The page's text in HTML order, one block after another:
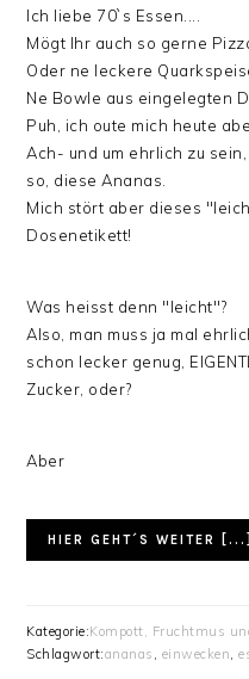
Ich liebe 70`s Essen....
Mögt Ihr auch so gerne
Oder ne leckere
Ne Bowle aus eingelegten
Puh, ich oute mich heute
Ach- und um ehrlich zu
so, diese Ananas.
Mich stört aber dieses
Dosenetikett!
Was heisst denn "leicht"?
Also, man muss ja mal
schon lecker genug,
Zucker, oder?
Aber
HIER GEHT´S WEITER [...]
Kategorie:Kompott, Fruchtmus
Schlagwort:ananas , einwecken,